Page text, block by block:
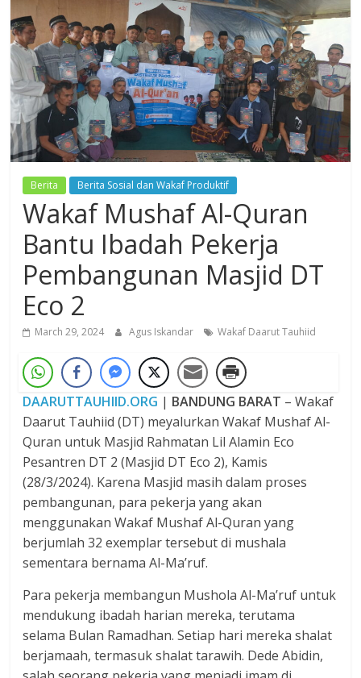
Dzikir,
Fikir,
Ikhtiar
Berita Berita Sosial dan Wakaf Produktif
Wakaf Mushaf Al-Quran
Bantu Ibadah Pekerja
Pembangunan Masjid DT
Eco 2
March 29, 2024 Agus Iskandar Wakaf Daarut Tauhiid
DAARUTTAUHIID.ORG | BANDUNG BARAT – Wakaf
Daarut Tauhiid (DT) meyalurkan Wakaf Mushaf Al-
Quran untuk Masjid Rahmatan Lil Alamin Eco
Pesantren DT 2 (Masjid DT Eco 2), Kamis
(28/3/2024). Karena Masjid masih dalam proses
pembangunan, para pekerja yang akan
menggunakan Wakaf Mushaf Al-Quran yang
berjumlah 32 exemplar tersebut di mushala
sementara bernama Al-Ma’ruf.
Para pekerja membangun Mushola Al-Ma’ruf untuk
mendukung ibadah harian mereka, terutama
selama Bulan Ramadhan. Setiap hari mereka shalat
berjamaah, termasuk shalat tarawih. Dede Abidin,